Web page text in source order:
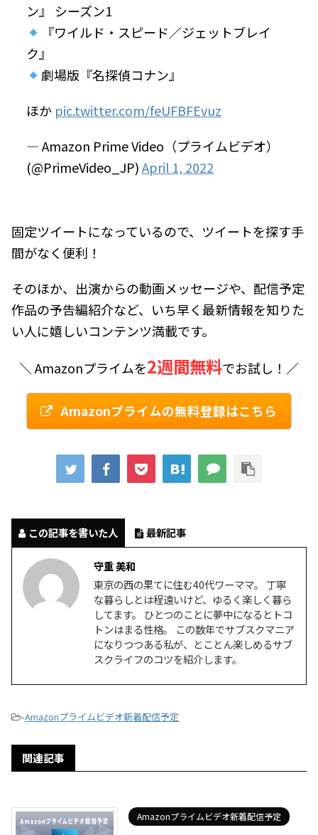
ン』 シーズン1
『ワイルド・スピード／ジェットブレイ
ク』
劇場版『名探偵コナン』
ほか pic.twitter.com/feUFBFEvuz
— Amazon Prime Video（プライムビデオ）
(@PrimeVideo_JP)April 1, 2022
固定ツイートになっているので、ツイートを探す手
間がなく便利！
そのほか、出演からの動画メッセージや、配信予定
作品の予告編紹介など、いち早く最新情報を知りた
い人に嬉しいコンテンツ満載です。
＼ Amazonプライムを2週間無料でお試し！／
Amazonプライムの無料登録はこちら
この記事を書いた人 最新記事
守重 美和
東京の西の果てに住む40代ワーママ。 丁寧
な暮らしとは程遠いけど、ゆるく楽しく暮ら
してます。 ひとつのことに夢中になるとトコ
トンはまる性格。 この数年でサブスクマニア
になりつつある私が、とことん楽しめるサブ
スクライフのコツを紹介します。
-Amazonプライムビデオ新着配信予定
関連記事
Amazonプライムビデオ新着配信予定